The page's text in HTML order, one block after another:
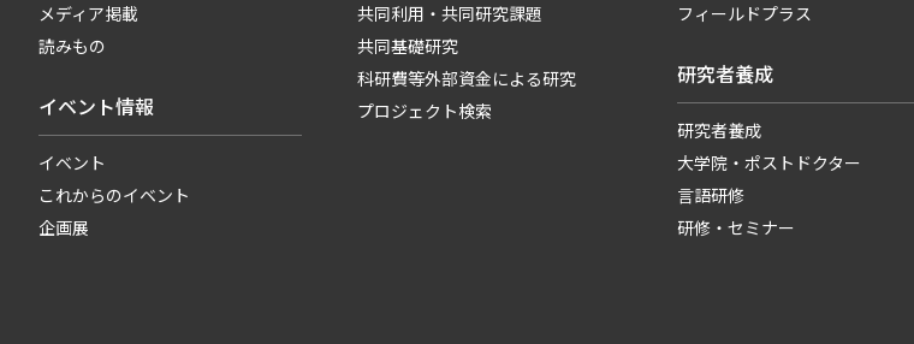
メディア掲載
読みもの
イベント情報
イベント
これからのイベント
企画展
共同利用・共同研究課題
共同基礎研究
科研費等外部資金による研究
プロジェクト検索
フィールドプラス
研究者養成
研究者養成
大学院・ポストドクター
言語研修
研修・セミナー